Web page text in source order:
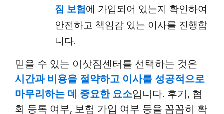
짐 보험에 가입되어 있는지 확인하여
안전하고 책임감 있는 이사를 진행합
니다.
믿을 수 있는 이삿짐센터를 선택하는 것은
시간과 비용을 절약하고 이사를 성공적으로
마무리하는 데 중요한 요소입니다. 후기, 협
회 등록 여부, 보험 가입 여부 등을 꼼꼼히 확